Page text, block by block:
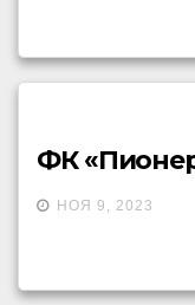
ФК
НОЯ 9, 2023